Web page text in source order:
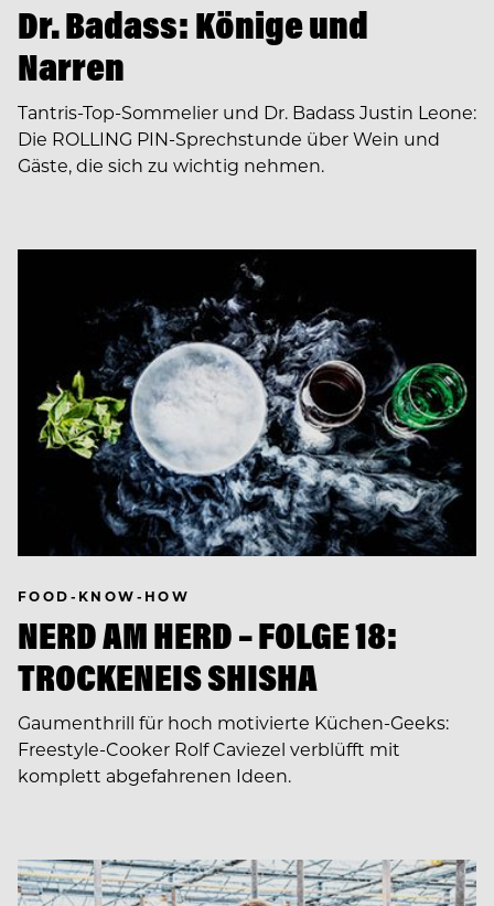
Dr. Badass: Könige und
Narren
Tantris-Top-Sommelier und Dr. Badass Justin Leone:
Die ROLLING PIN-Sprechstunde über Wein und
Gäste, die sich zu wichtig nehmen.
FOOD-KNOW-HOW
NERD AM HERD – FOLGE 18:
TROCKENEIS SHISHA
Gaumenthrill für hoch motivierte Küchen-Geeks:
Freestyle-Cooker Rolf Caviezel verblüfft mit
komplett abgefahrenen Ideen.